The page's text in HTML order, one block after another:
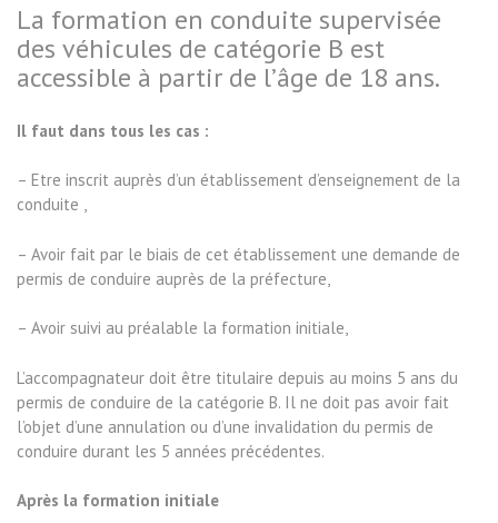
La formation en conduite supervisée
des véhicules de catégorie B est
accessible à partir de l’âge de 18 ans.
Il faut dans tous les cas :
– Etre inscrit auprès d’un établissement d’enseignement de la
conduite ,
– Avoir fait par le biais de cet établissement une demande de
permis de conduire auprès de la préfecture,
– Avoir suivi au préalable la formation initiale,
L’accompagnateur doit être titulaire depuis au moins 5 ans du
permis de conduire de la catégorie B. Il ne doit pas avoir fait
l’objet d’une annulation ou d’une invalidation du permis de
conduire durant les 5 années précédentes.
Après la formation initiale